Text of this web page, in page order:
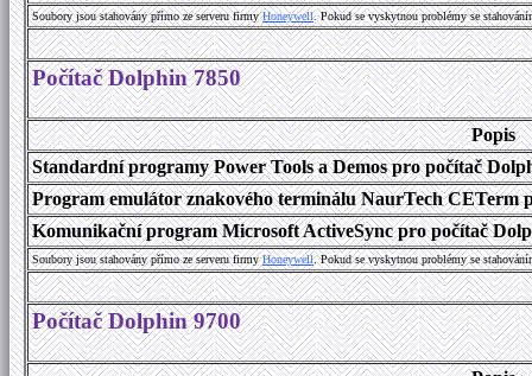
Soubory jsou stahovány přímo ze serveru firmyHoneywell. Pokud se vyskytnou problémy se
Počítač Dolphin 7850
Popis
Standardní programy Power Tools a Demos pro počítač
Program emulátor znakového terminálu NaurTech CETerm
Komunikační program Microsoft ActiveSync pro počítač
Soubory jsou stahovány přímo ze serveru firmyHoneywell. Pokud se vyskytnou problémy se
Počítač Dolphin 9700